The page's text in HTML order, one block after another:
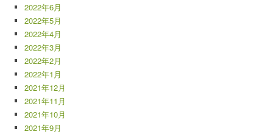
2022年6月
2022年5月
2022年4月
2022年3月
2022年2月
2022年1月
2021年12月
2021年11月
2021年10月
2021年9月